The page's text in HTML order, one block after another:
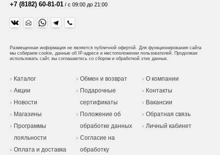
+7 (8182) 60-81-01 / с 09:00 до 21:00
Размещенная информация не является публичной офертой. Для функционирования сайта
мы собираем cookie, данные об IP-адресе и местоположении пользователей. Продолжая
использовать сайт, вы соглашаетесь со сбором и обработкой этих данных.
Каталог
Акции
Новости
Магазины
Программы
лояльности
Оплата и доставка
Обмен и возврат
Подарочные
сертификаты
Положение об
обработке данных
Согласие на
обработку
О компании
Контакты
Вакансии
Обратная связь
Личный кабинет